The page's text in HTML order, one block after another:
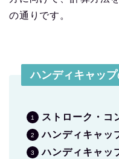
の通りです。
ハンディキャッ
ストローク・コ
ハンディキャッ
ハンディキャッ